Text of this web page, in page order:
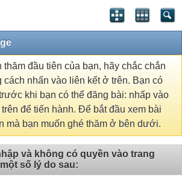
thăm đầu tiên của bạn, hãy chắc chắn
cách nhấn vào liên kết ở trên. Bạn có
khi bạn có thể đăng bài: nhấp vào
để tiến hành. Để bắt đầu xem bài
mà bạn muốn ghé thăm ở bên dưới.
và không có quyền vào trang
số lý do sau: